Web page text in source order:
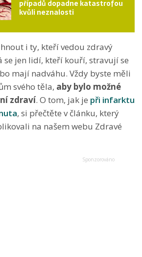
případů dopadne katastrofou
kvůli neznalosti
i ty, kteří vedou zdravý
se jen lidí, kteří kouří, stravují se
mají nadváhu. Vždy byste měli
svého těla, aby bylo možné
zdraví. O tom, jak je při infarktu
, si přečtěte v článku, který
na našem webu Zdravé